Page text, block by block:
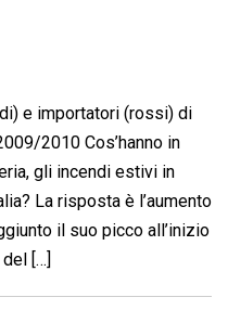
e importatori (rossi) di
2010 Cos’hanno in
gli incendi estivi in
La risposta è l’aumento
il suo picco all’inizio
[…]